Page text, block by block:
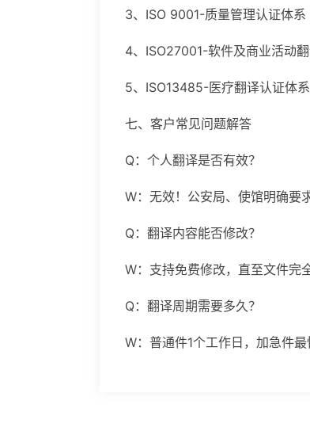
3、ISO 9001-质量管理认证体系
4、ISO27001-软件及商业活动
5、ISO13485-医疗翻译认证体系
七、客户常见问题解答
Q：个人翻译是否有效？
W：无效！公安局、使馆明确要
Q：翻译内容能否修改？
W：支持免费修改，直至文件完
Q：翻译周期需要多久？
W：普通件1个工作日，加急件